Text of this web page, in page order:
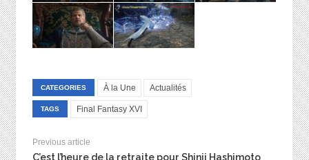
CATEGORIES À la Une Actualités
TAGS Final Fantasy XVI
Previous article
C’est l’heure de la retraite pour Shinji Hashimoto